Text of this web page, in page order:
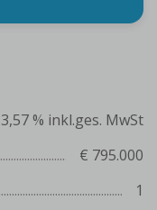
3,57 % inkl.ges. MwSt
€ 795.000
1